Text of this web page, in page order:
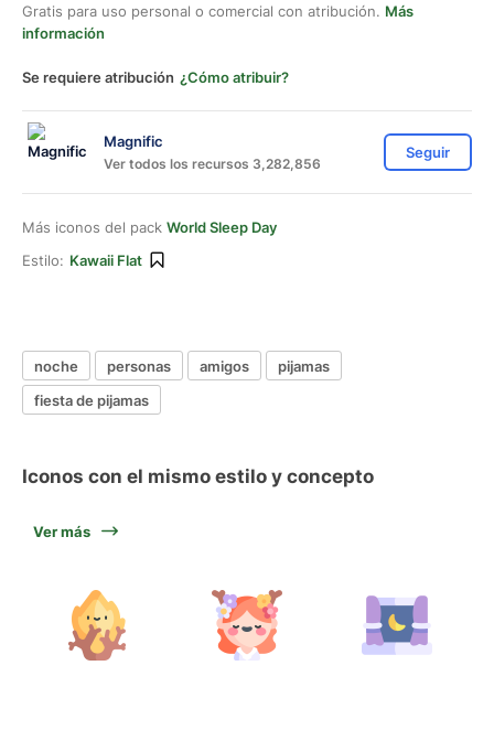
Gratis para uso personal o comercial con atribución. Más
información
Se requiere atribución ¿Cómo atribuir?
Magnific
Ver todos los recursos 3,282,856
Seguir
Más iconos del pack World Sleep Day
Estilo: Kawaii Flat
noche personas amigos
pijamas
fiesta de pijamas
Iconos con el mismo estilo y concepto
Ver más